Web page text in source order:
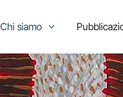
Chi siamo